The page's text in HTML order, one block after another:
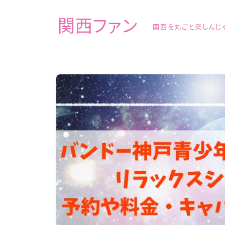
関西ファン 関西を丸ごと楽しんじ